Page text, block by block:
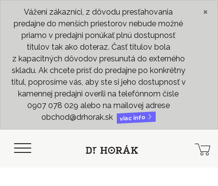
Vážení zákazníci, z dôvodu presťahovania
predajne do menších priestorov nebude možné
priamo v predajni ponúkať plnú dostupnosť
titulov tak ako doteraz. Časť titulov bola
z kapacitných dôvodov presunutá do externého
skladu. Ak chcete prísť do predajne po konkrétny
titul, poprosíme vás, aby ste si jeho dostupnosť v
kamennej predajni overili na telefónnom čísle
0907 078 029 alebo na mailovej adrese
obchod@drhorak.sk
viac info
×